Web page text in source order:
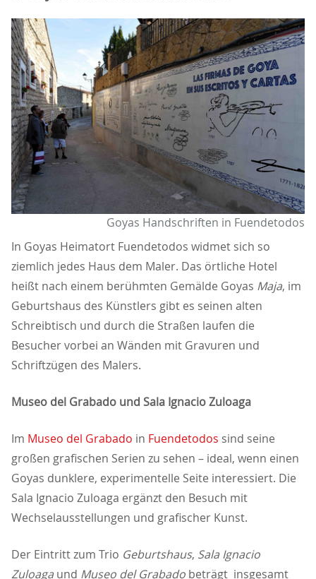
Goyas Handschriften in Fuendetodos
In Goyas Heimatort Fuendetodos widmet sich so
ziemlich jedes Haus dem Maler. Das örtliche Hotel
heißt nach einem berühmten Gemälde Goyas Maja, im
Geburtshaus des Künstlers gibt es seinen alten
Schreibtisch und durch die Straßen laufen die
Besucher vorbei an Wänden mit Gravuren und
Schriftzügen des Malers.
Museo del Grabado und Sala Ignacio Zuloaga
Im Museo del Grabado in Fuendetodos sind seine
großen grafischen Serien zu sehen – ideal, wenn einen
Goyas dunklere, experimentelle Seite interessiert. Die
Sala Ignacio Zuloaga ergänzt den Besuch mit
Wechselausstellungen und grafischer Kunst.
Der Eintritt zum Trio Geburtshaus, Sala Ignacio
Zuloaga und Museo del Grabado beträgt insgesamt